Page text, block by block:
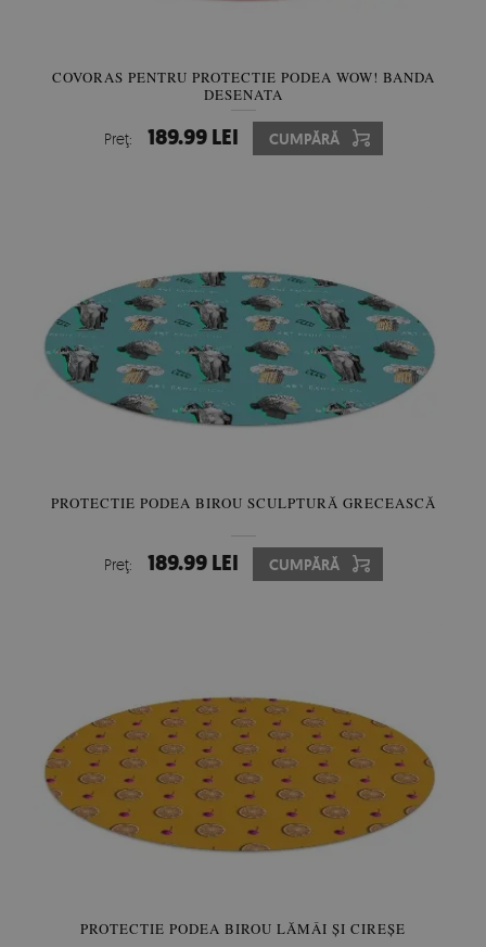
COVORAS PENTRU PROTECTIE PODEA WOW! BANDA
DESENATA
Preţ: 189.99 LEI CUMPĂRĂ
PROTECTIE PODEA BIROU SCULPTURĂ GRECEASCĂ
Preţ: 189.99 LEI CUMPĂRĂ
PROTECTIE PODEA BIROU LĂMÂI ȘI CIREȘE